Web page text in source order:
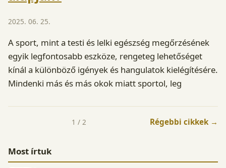
2025. 06. 25.
A sport, mint a testi és lelki egészség megőrzésének
egyik legfontosabb eszköze, rengeteg lehetőséget
kínál a különböző igények és hangulatok kielégítésére.
Mindenki más és más okok miatt sportol, leg
1 / 2 Régebbi cikkek →
Most írtuk